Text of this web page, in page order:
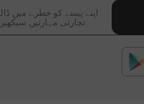
اپنے پیسے کو خطرے میں
تجارتی مہارتیں